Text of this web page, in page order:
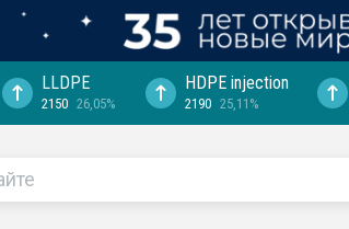
LLDPE
2150 26,05%
HDPE injection
2190 25,11%